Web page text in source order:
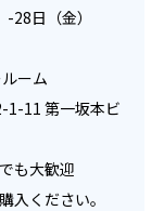
28日（金）
ーム
1-11 第一坂本ビ
も大歓迎
入ください。